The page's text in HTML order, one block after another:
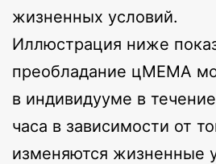
жизненных условий.
Иллюстрация ниже
преобладание цМЕМА
в индивидууме в
часа в зависимости от
изменяются жизненные